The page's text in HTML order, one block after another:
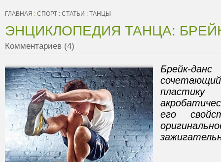
ГЛАВНАЯ : СПОРТ : СТАТЬИ : ТАНЦЫ
ЭНЦИКЛОПЕДИЯ ТАНЦА:
Комментариев (4)
Брейк-
его